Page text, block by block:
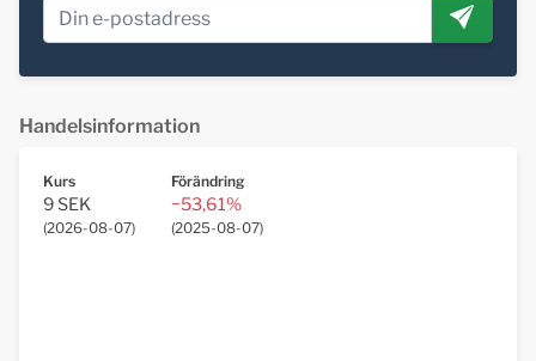
Handelsinformation
Kurs
9 SEK
(2026-08-07)
Förändring
−53,61%
(2025-08-07)